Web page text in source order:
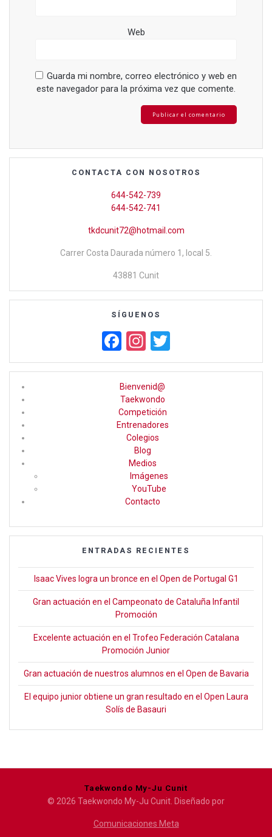
Web
Guarda mi nombre, correo electrónico y web en
este navegador para la próxima vez que comente.
CONTACTA CON NOSOTROS
644-542-739
644-542-741
tkdcunit72@hotmail.com
Carrer Costa Daurada número 1, local 5.
43881 Cunit
SÍGUENOS
F
a
ce
b
o
o
k
In
st
a
gr
a
m
wi
tt
Bienvenid@
Taekwondo
Competición
Entrenadores
Colegios
Blog
Medios
Imágenes
YouTube
Contacto
ENTRADAS RECIENTES
Isaac Vives logra un bronce en el Open de Portugal G1
Gran actuación en el Campeonato de Cataluña Infantil
Promoción
Excelente actuación en el Trofeo Federación Catalana
Promoción Junior
Gran actuación de nuestros alumnos en el Open de Bavaria
El equipo junior obtiene un gran resultado en el Open Laura
Solís de Basauri
Taekwondo My-Ju Cunit
© 2026 Taekwondo My-Ju Cunit. Diseñado por
Comunicaciones Meta